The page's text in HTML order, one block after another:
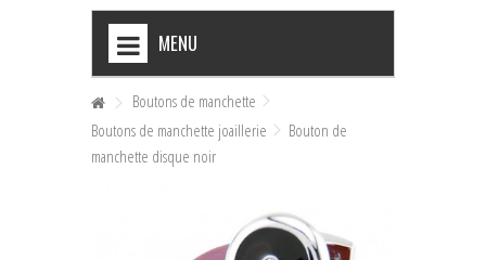
MENU
NOEUDS PAPILLON HOMME
NOEUDS PAPILLON FEMME
Boutons de manchette
Boutons de manchette joaillerie
Bouton de
manchette disque noir